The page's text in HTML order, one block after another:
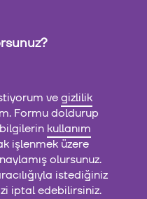
vegizlilik
Formu doldurup
kullanım
işlenmek üzere
olursunuz.
istediğiniz
iptal edebilirsiniz.